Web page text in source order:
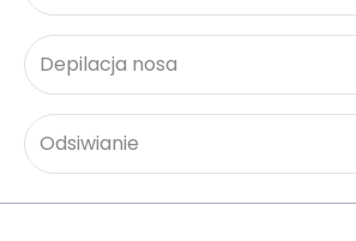
Depilacja nosa
Odsiwianie